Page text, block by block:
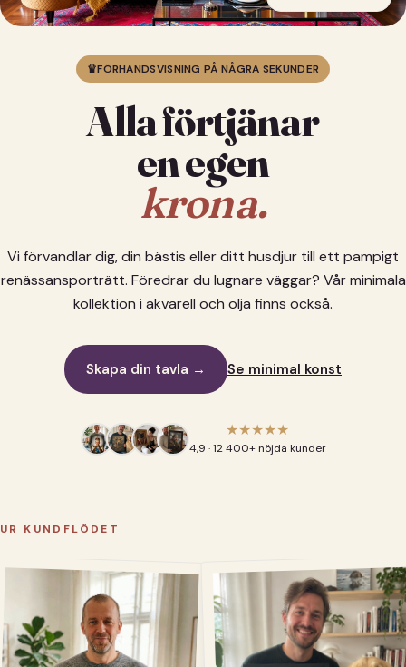
♛FÖRHANDSVISNING PÅ NÅGRA SEKUNDER
Alla förtjänar
en egen
krona.
Vi förvandlar dig, din bästis eller ditt husdjur till ett pampigt
renässansporträtt. Föredrar du lugnare väggar? Vår minimala
kollektion i akvarell och olja finns också.
Skapa din tavla → Se minimal konst
★★★★★
4,9 · 12 400+ nöjda kunder
UR KUNDFLÖDET